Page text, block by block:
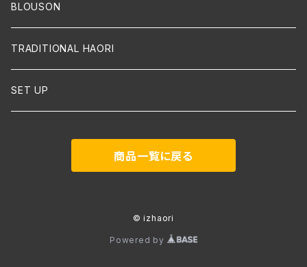
BLOUSON
TRADITIONAL HAORI
SET UP
商品一覧に戻る
© izhaori
Powered by